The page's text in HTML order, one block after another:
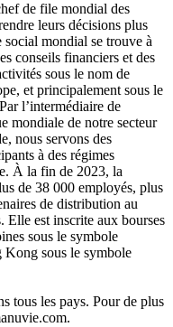
de file mondial des
leurs décisions plus
mondial se trouve à
conseils financiers et des
sous le nom de
et principalement sous le
l’intermédiaire de
mondiale de notre secteur
nous servons des
à des régimes
À la fin de 2023, la
de 38 000 employés, plus
de distribution au
Elle est inscrite aux bourses
sous le symbole
Kong sous le symbole
tous les pays. Pour de plus